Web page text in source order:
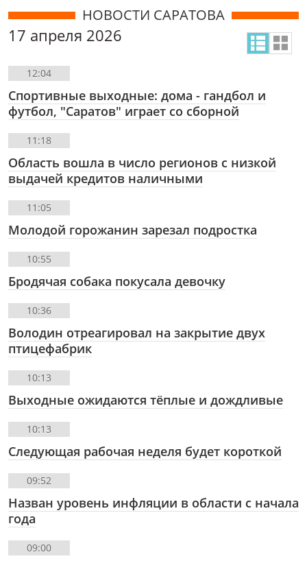
НОВОСТИ САРАТОВА
17 апреля 2026
12:04
Спортивные выходные: дома - гандбол и
футбол, "Саратов" играет со сборной
11:18
Область вошла в число регионов с низкой
выдачей кредитов наличными
11:05
Молодой горожанин зарезал подростка
10:55
Бродячая собака покусала девочку
10:36
Володин отреагировал на закрытие двух
птицефабрик
10:13
Выходные ожидаются тёплые и дождливые
10:13
Следующая рабочая неделя будет короткой
09:52
Назван уровень инфляции в области с начала
года
09:00